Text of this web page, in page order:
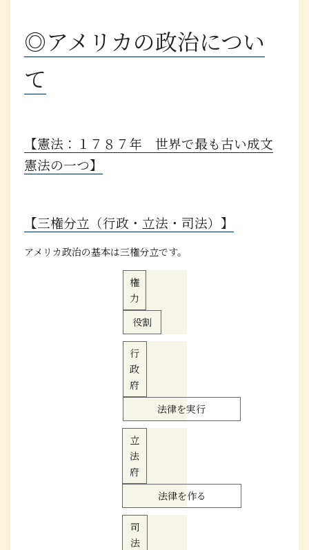
◎アメリカの政治につい
て
【憲法：１７８７年 世界で最も古い成文
憲法の一つ】
【三権分立（行政・立法・司法）】
アメリカ政治の基本は三権分立です。
権
力
役割
行
政
府
法律を実行
立
法
府
法律を作る
司
法